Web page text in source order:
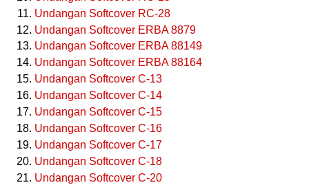
Undangan Softcover RC-28
Undangan Softcover ERBA 8879
Undangan Softcover ERBA 88149
Undangan Softcover ERBA 88164
Undangan Softcover C-13
Undangan Softcover C-14
Undangan Softcover C-15
Undangan Softcover C-16
Undangan Softcover C-17
Undangan Softcover C-18
Undangan Softcover C-20